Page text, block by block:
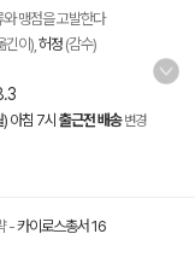
맹점을 고발한다
긴이), 허정 (감수)
아침 7시 출근전 배송 변경
-카이로스총서 16